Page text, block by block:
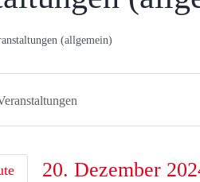
(allgemein)
20. Dezember